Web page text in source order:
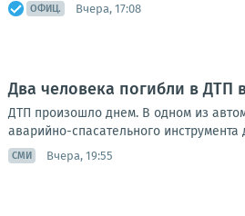
ОФИЦ. Вчера, 17:08
Два человека погибли в ДТП
ДТП произошло днем. В одном из
аварийно-спасательного
СМИ Вчера, 19:55